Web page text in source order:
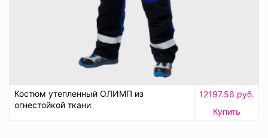
Костюм утепленный ОЛИМП из
огнестойкой ткани
12197.56 руб.
Купить